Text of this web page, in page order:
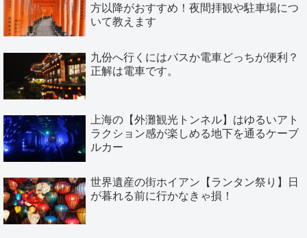
方以降がおすすめ！夜間拝観や駐車場につ
いて教えます
九份へ行くにはバスか電車どっちが便利？
正解は電車です。
上海の【外灘観光トンネル】はゆるいアト
ラクション感が楽しめる地下を通るケーブ
ルカー
世界遺産の街ホイアン【ランタン祭り】日
が暮れる前に行かなきゃ損！